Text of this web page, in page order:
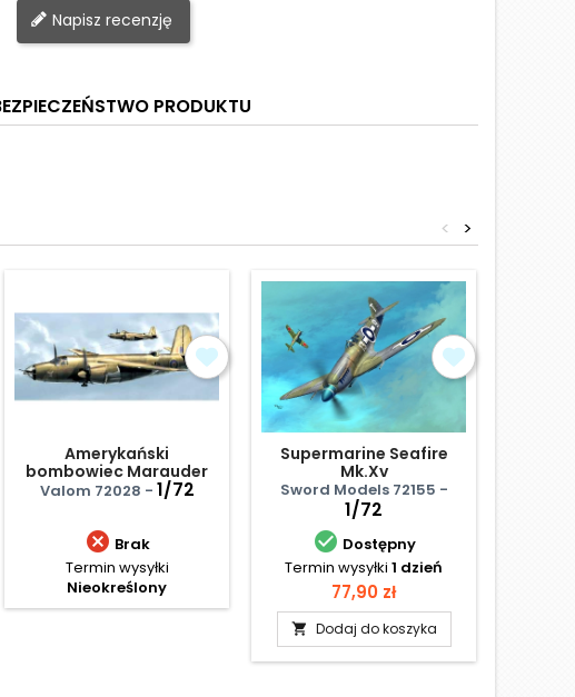
Napisz recenzję
PRODUKTU
>
<
Amerykański
bombowiec Marauder
Mk.IA w barwach RAF
Valom 72028 - 1/72
 Brak
Termin wysyłki
Nieokreślony
Supermarine Seafire
Mk.Xv
Sword Models 72155 -
1/72
 Dostępny
Termin wysyłki 1 dzień
Cena
77,90 zł
 Dodaj do koszyka